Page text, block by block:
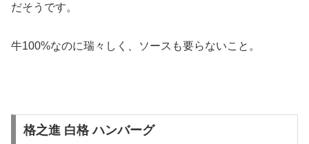
だそうです。
牛100%なのに瑞々しく、ソースも要らないこと。
格之進 白格 ハンバーグ